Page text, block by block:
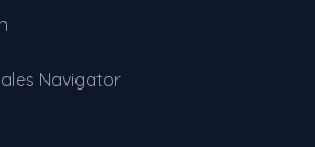
Navigator